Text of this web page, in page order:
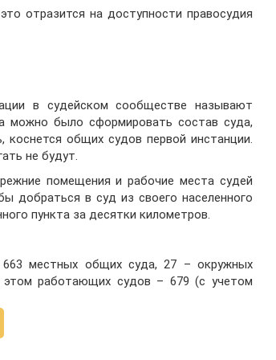
отразится на доступности правосудия
в судейском сообществе называют
можно было сформировать состав суда,
общих судов первой инстанции.
не будут.
помещения и рабочие места судей
добраться в суд из своего населенного
пункта за десятки километров.
местных общих суда, 27 – окружных
работающих судов – 679 (с учетом